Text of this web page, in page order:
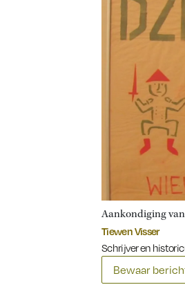
Aankondiging
Tiewen Visser
Schrijver en
Bewaar